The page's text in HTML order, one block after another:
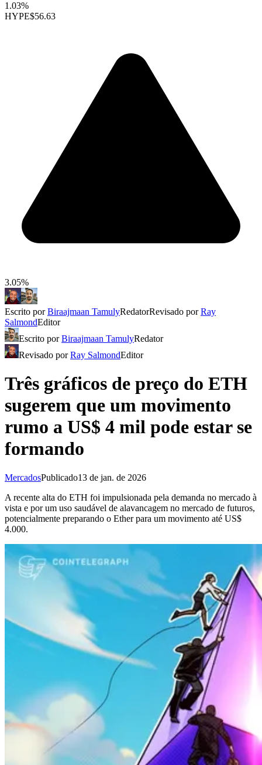
1.03%
HYPE$56.63
3.05%
Escrito porBiraajmaan TamulyRedatorRevisado porRay
SalmondEditor
Escrito porBiraajmaan TamulyRedator
Revisado porRay SalmondEditor
Três gráficos de preço do ETH
sugerem que um movimento
rumo a US$ 4 mil pode estar se
formando
MercadosPublicado13 de jan. de 2026
A recente alta do ETH foi impulsionada pela demanda no mercado à
vista e por um uso saudável de alavancagem no mercado de futuros,
potencialmente preparando o Ether para um movimento até US$
4.000.